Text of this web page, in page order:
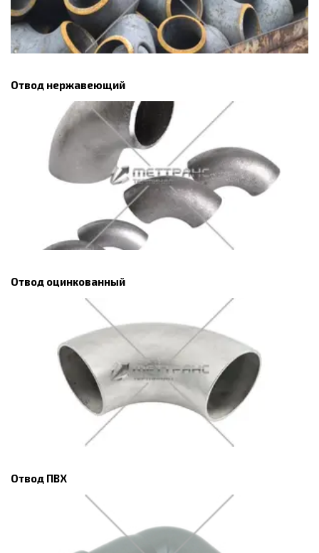
Отвод нержавеющий
Отвод оцинкованный
Отвод ПВХ